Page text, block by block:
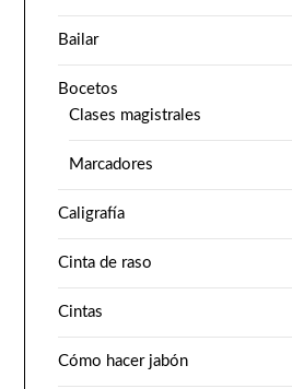
Bailar
Bocetos
Clases magistrales
Marcadores
Caligrafía
Cinta de raso
Cintas
Cómo hacer jabón